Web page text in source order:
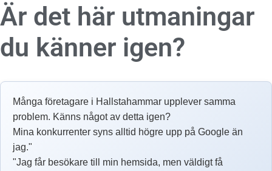
Är det här utmaningar
du känner igen?
Många företagare i Hallstahammar upplever samma
problem. Känns något av detta igen?
Mina konkurrenter syns alltid högre upp på Google än
jag."
"Jag får besökare till min hemsida, men väldigt få